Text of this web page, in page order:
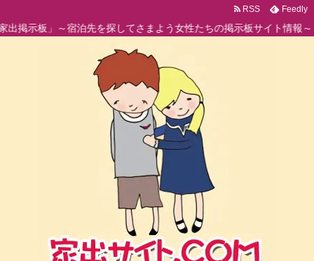
宿泊先を探してさまよう女性たちの掲示板サイト情報～
RSS Feedly